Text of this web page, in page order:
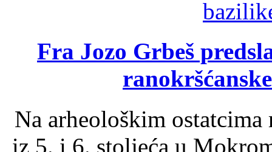
Fra Jozo Grbeš
Na arheološkim
iz 5. i 6. stoljeća u